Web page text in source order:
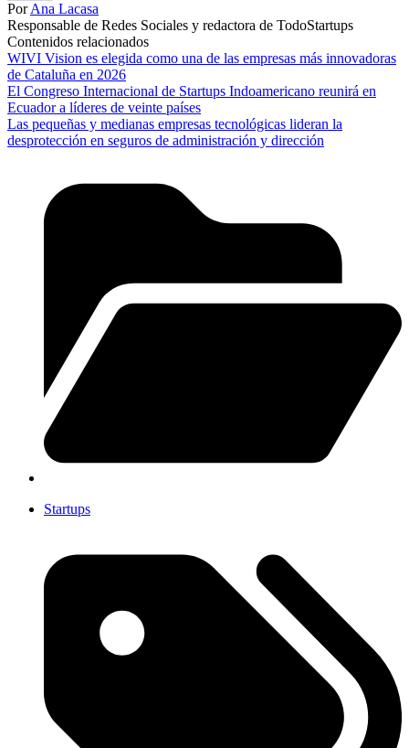
PorAna Lacasa
Responsable de Redes Sociales y redactora de TodoStartups
Contenidos relacionados
WIVI Vision es elegida como una de las empresas más innovadoras
de Cataluña en 2026
El Congreso Internacional de Startups Indoamericano reunirá en
Ecuador a líderes de veinte países
Las pequeñas y medianas empresas tecnológicas lideran la
desprotección en seguros de administración y dirección
Startups